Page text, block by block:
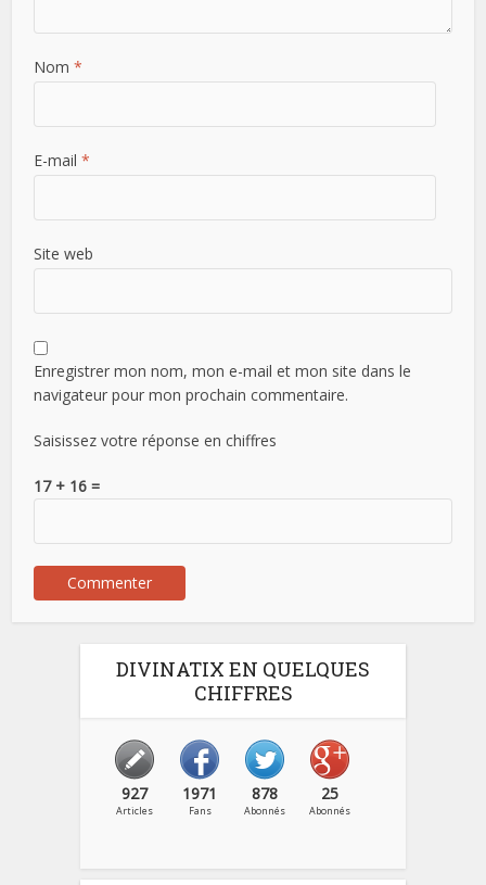
Nom*
E-mail*
Site web
Enregistrer mon nom, mon e-mail et mon site dans le
navigateur pour mon prochain commentaire.
Saisissez votre réponse en chiffres
17 + 16 =
DIVINATIX EN QUELQUES
CHIFFRES
927
Articles
1971
Fans
878
Abonnés
25
Abonnés